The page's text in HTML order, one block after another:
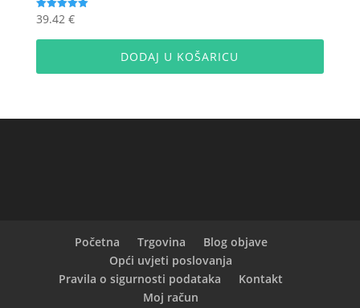
Ocijenjeno
5.00
39.42 €
DODAJ U KOŠARICU
Početna Trgovina
Blog objave
Opći uvjeti poslovanja
Pravila o sigurnosti podataka
Kontakt
Moj račun